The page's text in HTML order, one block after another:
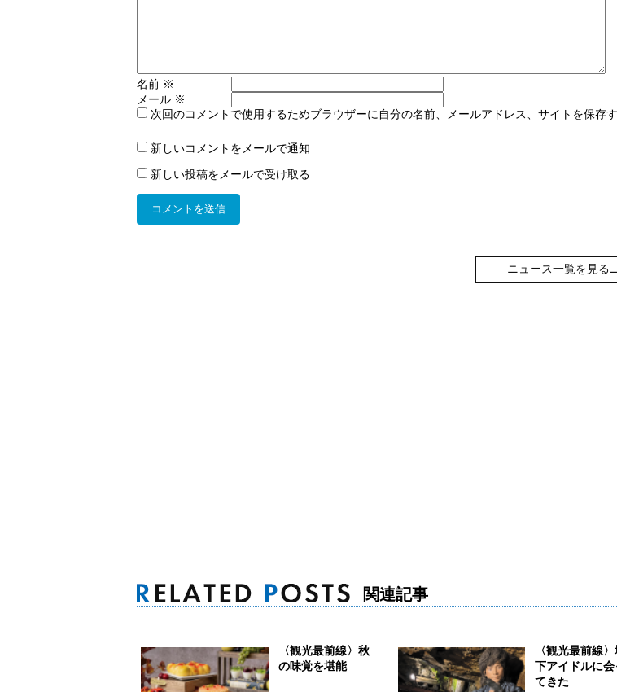
名前 ※
メール ※
次回のコメントで使用するためブラウザーに自分の名前、メールアドレス、サイトを保存す
新しいコメントをメールで通知
新しい投稿をメールで受け取る
ニュース一覧を見る
関連記事
〈観光最前線〉秋
の味覚を堪能
〈観光最前線
下アイドルに会
てきた